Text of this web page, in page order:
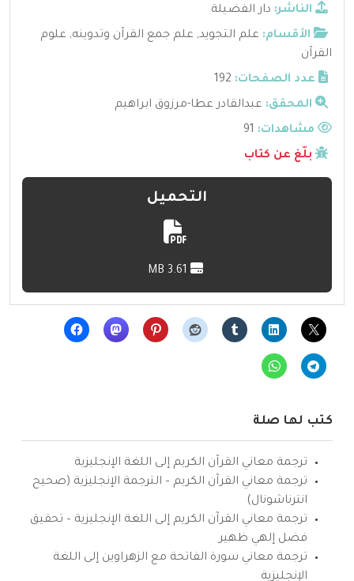
الناشر: دار الفضيلة
الأقسام: علم التجويد, علم جمع القرآن وتدوينه, علوم
القرآن
عدد الصفحات: 192
المحقق: عبدالقادر عطا-مرزوق ابراهيم
مشاهدات:
بلّغ عن كتاب
التحميل
كتب لها صلة
ترجمة معاني القرآن الكريم إلى اللغة الإنجليزية
ترجمة معاني القرآن الكريم – الترجمة الإنجليزية (صحيح
انترناشونال)
ترجمة معاني القرآن الكريم إلى اللغة الإنجليزية – تحقيق
فضل إلهي ظهير
ترجمة معاني سورة الفاتحة مع الزهراوين إلى اللغة
الإنجليزية